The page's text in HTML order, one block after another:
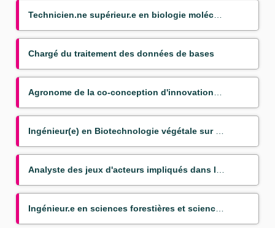
Chargé du traitement des données de bases